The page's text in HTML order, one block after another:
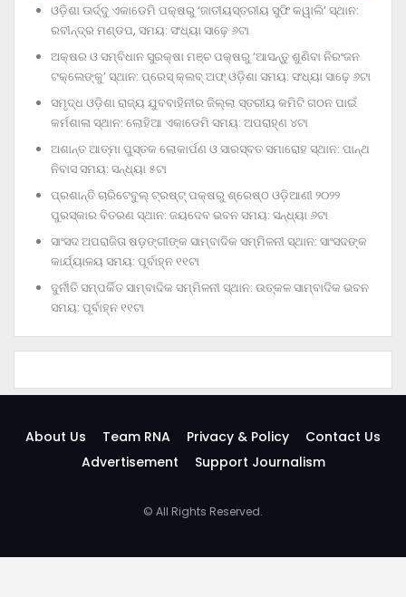
ଓଡ଼ିଶା ଊର୍ଦ୍ଦୁ ଏକାଡେମି ପକ୍ଷରୁ ‘ଜାତୀୟସ୍ତରୀୟ ସୁଫି କୱାଲି’ ସ୍ଥାନ:
ରବୀନ୍ଦ୍ର ମଣ୍ଡପ, ସମୟ: ସଂଧ୍ୟା ସାଢ଼େ ୬ଟା
ଅକ୍ଷର ଓ ସମ୍ବିଧାନ ସୁରକ୍ଷା ମଞ୍ଚ ପକ୍ଷରୁ ‘ଆସନ୍ତୁ ଶୁଣିବା ନିରଂଜନ
ଟକ୍‌ଲେଙ୍କୁ’ ସ୍ଥାନ: ପ୍ରେସ୍‌ କ୍ଲବ୍‌ ଅଫ୍‌ ଓଡ଼ିଶା ସମୟ: ସଂଧ୍ୟା ସାଢ଼େ ୬ଟା
ସମୃଦ୍ଧ ଓଡ଼ିଶା ରାଜ୍ୟ ଯୁବବାହିନୀର ଜିଲ୍ଲା ସ୍ତରୀୟ କମିଟି ଗଠନ ପାଇଁ
କର୍ମଶାଳା ସ୍ଥାନ: ଲୋହିଆ ଏକାଡେମି ସମୟ: ଅପରାହ୍‌ଣ ୪ଟା
ଅଶାନ୍ତ ଆତ୍ମା ପୁସ୍ତକ ଲୋକାର୍ପଣ ଓ ସାରସ୍ବତ ସମାରୋହ ସ୍ଥାନ: ପାନ୍ଥ
ନିବାସ ସମୟ: ସନ୍ଧ୍ୟା ୫ଟା
ପ୍ରଶାନ୍ତି ଚାରିଟେବୁଲ୍‌ ଟ୍ରଷ୍ଟ୍‌ ପକ୍ଷରୁ ଶ୍ରେଷ୍ଠ ଓଡ଼ିଆଣୀ ୨୦୨୨
ପୁରସ୍କାର ବିତରଣ ସ୍ଥାନ: ଜୟଦେବ ଭବନ ସମୟ: ସନ୍ଧ୍ୟା ୬ଟା
ସାଂସଦ ଅପରାଜିତା ଷଡ଼ଙ୍ଗୀଙ୍କ ସାମ୍ବାଦିକ ସମ୍ମିଳନୀ ସ୍ଥାନ: ସାଂସଦଙ୍କ
କାର୍ଯ୍ୟାଳୟ ସମୟ: ପୂର୍ବାହ୍ନ ୧୧ଟା
ଦୁର୍ନୀତି ସମ୍ପର୍କିତ ସାମ୍ବାଦିକ ସମ୍ମିଳନୀ ସ୍ଥାନ: ଉତ୍କଳ ସାମ୍ବାଦିକ ଭବନ
ସମୟ: ପୂର୍ବାହ୍ନ ୧୧ଟା
About Us Team RNA Privacy & Policy
Contact Us
Advertisement
Support Journalism
© All Rights Reserved.